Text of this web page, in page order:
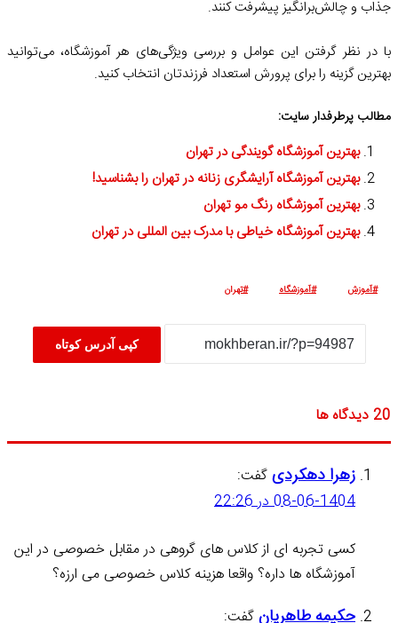
جذاب و چالش‌برانگیز پیشرفت کنند.
با در نظر گرفتن این عوامل و بررسی ویژگی‌های هر آموزشگاه، می‌توانید
بهترین گزینه را برای پرورش استعداد فرزندتان انتخاب کنید.
مطالب پرطرفدار سایت:
بهترین آموزشگاه گویندگی در تهران
بهترین آموزشگاه آرایشگری زنانه در تهران را بشناسید!
بهترین آموزشگاه رنگ مو تهران
بهترین آموزشگاه خیاطی با مدرک بین المللی در تهران
آموزش آموزشگاه تهران
کپی آدرس کوتاه
‫20 دیدگاه ها
زهرا دهکردیگفت:
08-06-1404 در 22:26
کسی تجربه ای از کلاس های گروهی در مقابل خصوصی در این
آموزشگاه ها داره؟ واقعا هزینه کلاس خصوصی می ارزه؟
حکیمه طاهریانگفت: